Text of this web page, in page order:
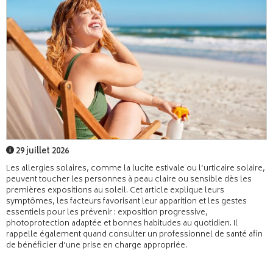
29 juillet 2026
Les allergies solaires, comme la lucite estivale ou l’urticaire solaire,
peuvent toucher les personnes à peau claire ou sensible dès les
premières expositions au soleil. Cet article explique leurs
symptômes, les facteurs favorisant leur apparition et les gestes
essentiels pour les prévenir : exposition progressive,
photoprotection adaptée et bonnes habitudes au quotidien. Il
rappelle également quand consulter un professionnel de santé afin
de bénéficier d’une prise en charge appropriée.